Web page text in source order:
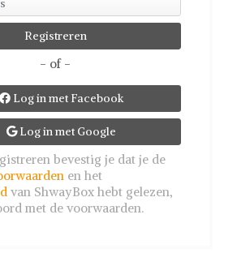
- of -
Log in met Facebook
Log in met Google
bevestig je dat je de
en het
van ShwayBox hebt gelezen,
met de voorwaarden.